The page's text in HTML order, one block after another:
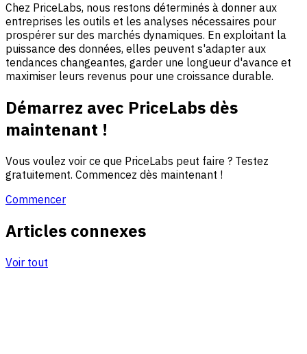
Chez PriceLabs, nous restons déterminés à donner aux
entreprises les outils et les analyses nécessaires pour
prospérer sur des marchés dynamiques. En exploitant la
puissance des données, elles peuvent s'adapter aux
tendances changeantes, garder une longueur d'avance et
maximiser leurs revenus pour une croissance durable.
Démarrez avec PriceLabs dès
maintenant !
Vous voulez voir ce que PriceLabs peut faire ? Testez
gratuitement. Commencez dès maintenant !
Commencer
Articles connexes
Voir tout